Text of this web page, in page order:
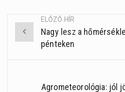
Post
navigation
ELŐZŐ HÍR
Nagy lesz a
pénteken
Agrometeorológia: jól